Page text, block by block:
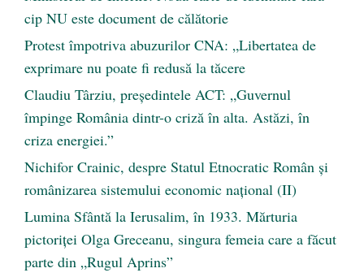
cip NU este document de călătorie
Protest împotriva abuzurilor CNA: „Libertatea de
exprimare nu poate fi redusă la tăcere
Claudiu Târziu, președintele ACT: „Guvernul
împinge România dintr-o criză în alta. Astăzi, în
criza energiei.”
Nichifor Crainic, despre Statul Etnocratic Român şi
românizarea sistemului economic naţional (II)
Lumina Sfântă la Ierusalim, în 1933. Mărturia
pictoriței Olga Greceanu, singura femeia care a făcut
parte din „Rugul Aprins”